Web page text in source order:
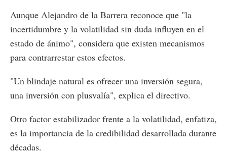
Aunque Alejandro de la Barrera reconoce que "la
incertidumbre y la volatilidad sin duda influyen en el
estado de ánimo", considera que existen mecanismos
para contrarrestar estos efectos.
"Un blindaje natural es ofrecer una inversión segura,
una inversión con plusvalía", explica el directivo.
Otro factor estabilizador frente a la volatilidad, enfatiza,
es la importancia de la credibilidad desarrollada durante
décadas.